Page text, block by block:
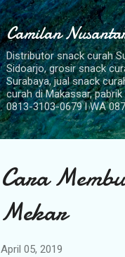
Camilan
Distributor snack curah
Sidoarjo, grosir snack
Surabaya, jual snack
curah di Makassar,
0813-3103-0679 l WA
Cara
Mekar
April 05, 2019